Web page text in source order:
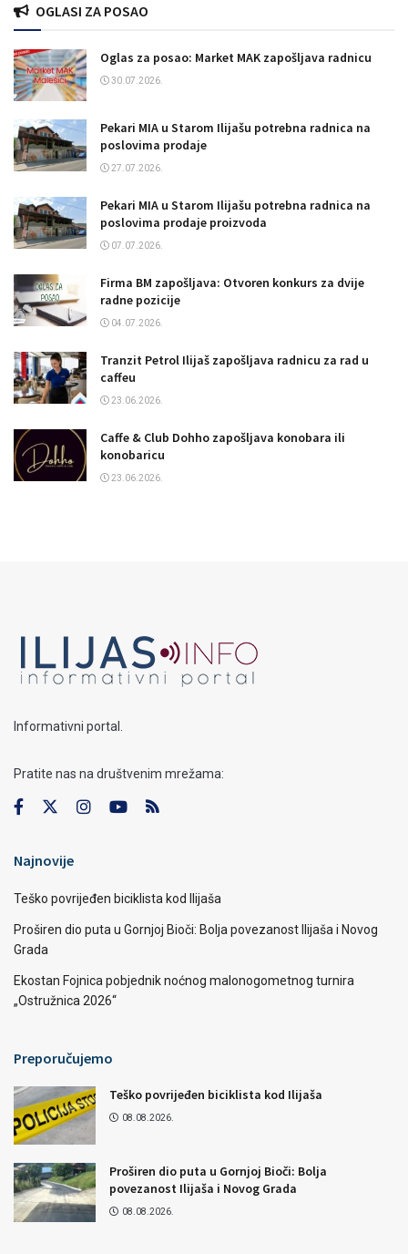
OGLASI ZA POSAO
Oglas za posao: Market MAK zapošljava radnicu
30.07.2026.
Pekari MIA u Starom Ilijašu potrebna radnica na
poslovima prodaje
27.07.2026.
Pekari MIA u Starom Ilijašu potrebna radnica na
poslovima prodaje proizvoda
07.07.2026.
Firma BM zapošljava: Otvoren konkurs za dvije
radne pozicije
04.07.2026.
Tranzit Petrol Ilijaš zapošljava radnicu za rad u
caffeu
23.06.2026.
Caffe & Club Dohho zapošljava konobara ili
konobaricu
23.06.2026.
Informativni portal.
Pratite nas na društvenim mrežama:
Najnovije
Teško povrijeđen biciklista kod Ilijaša
Proširen dio puta u Gornjoj Bioči: Bolja povezanost Ilijaša i Novog
Grada
Ekostan Fojnica pobjednik noćnog malonogometnog turnira
„Ostružnica 2026“
Preporučujemo
Teško povrijeđen biciklista kod Ilijaša
08.08.2026.
Proširen dio puta u Gornjoj Bioči: Bolja
povezanost Ilijaša i Novog Grada
08.08.2026.